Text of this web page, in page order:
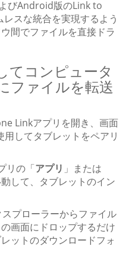
びAndroid版のLink to
スな統合を実現するよう
間でファイルを直接ドラ
てコンピュータ
ファイルを転送
Linkアプリを開き、画面
してタブレットをペアリ
リの「アプリ 」または
して、タブレットのイン
プローラーからファイル
画面にドロップするだけ
ットのダウンロードフォ